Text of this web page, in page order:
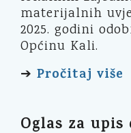
materijalnih
2025. godini
Općinu Kali.
➔ Pročitaj više
Oglas za